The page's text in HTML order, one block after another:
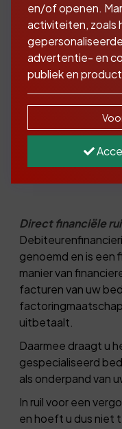
U kent het als
uw product of
ze een factuur
even snel.
liggen die
uw
u het geld niet
zorgen. Met
Direct financiële
genoemd en is een
manier van
facturen van uw
uitbetaalt.
Daarmee draagt u
gespecialiseerd
als onderpand van
In ruil voor een
en hoeft u dus niet
en/of openen.
activiteiten, zoals
advertentie- en
publiek en